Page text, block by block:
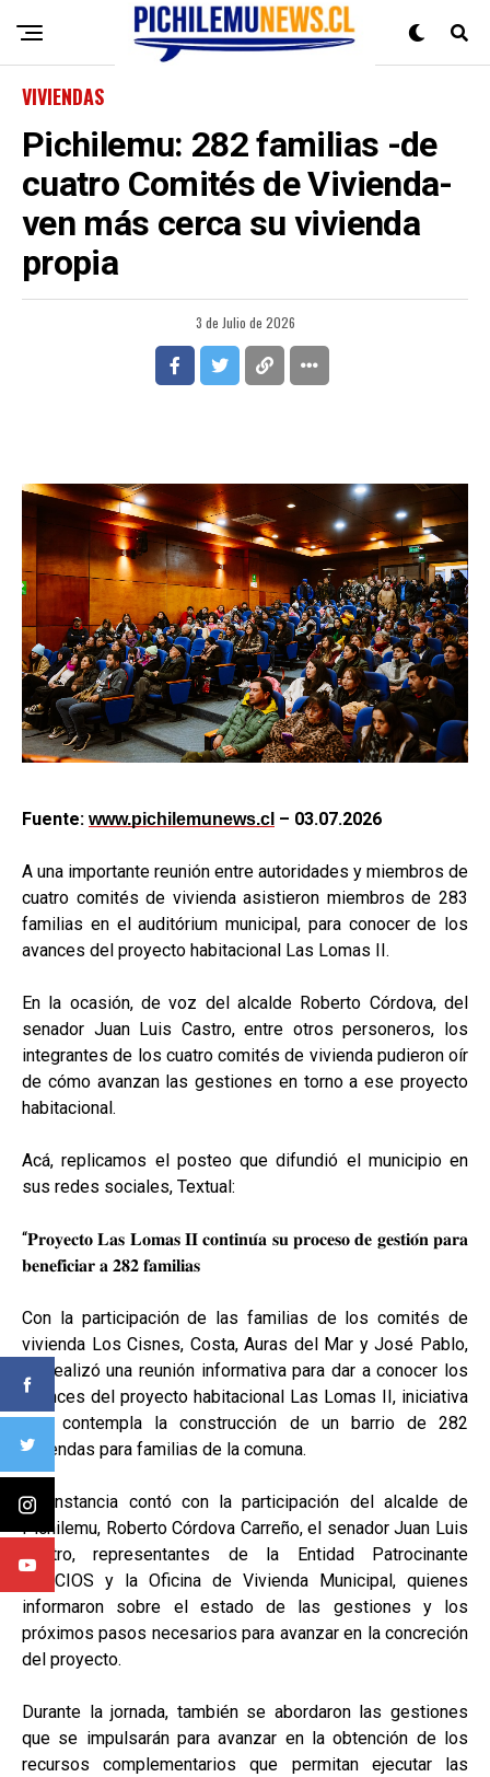
VIVIENDAS
Pichilemu: 282 familias -de
cuatro Comités de Vivienda-
ven más cerca su vivienda
propia
3 de Julio de 2026
Fuente: www.pichilemunews.cl – 03.07.2026
A una importante reunión entre autoridades y miembros de
cuatro comités de vivienda asistieron miembros de 283
familias en el auditórium municipal, para conocer de los
avances del proyecto habitacional Las Lomas II.
En la ocasión, de voz del alcalde Roberto Córdova, del
senador Juan Luis Castro, entre otros personeros, los
integrantes de los cuatro comités de vivienda pudieron oír
de cómo avanzan las gestiones en torno a ese proyecto
habitacional.
Acá, replicamos el posteo que difundió el municipio en
sus redes sociales, Textual:
“𝐏𝐫𝐨𝐲𝐞𝐜𝐭𝐨 𝐋𝐚𝐬 𝐋𝐨𝐦𝐚𝐬 𝐈𝐈 𝐜𝐨𝐧𝐭𝐢𝐧𝐮́𝐚 𝐬𝐮 𝐩𝐫𝐨𝐜𝐞𝐬𝐨 𝐝𝐞 𝐠𝐞𝐬𝐭𝐢𝐨́𝐧 𝐩𝐚𝐫𝐚
𝐛𝐞𝐧𝐞𝐟𝐢𝐜𝐢𝐚𝐫 𝐚 𝟐𝟖𝟐 𝐟𝐚𝐦𝐢𝐥𝐢𝐚𝐬
Con la participación de las familias de los comités de
vivienda Los Cisnes, Costa, Auras del Mar y José Pablo,
se realizó una reunión informativa para dar a conocer los
avances del proyecto habitacional Las Lomas II, iniciativa
que contempla la construcción de un barrio de 282
viviendas para familias de la comuna.
La instancia contó con la participación del alcalde de
Pichilemu, Roberto Córdova Carreño, el senador Juan Luis
Castro, representantes de la Entidad Patrocinante
ACACIOS y la Oficina de Vivienda Municipal, quienes
informaron sobre el estado de las gestiones y los
próximos pasos necesarios para avanzar en la concreción
del proyecto.
Durante la jornada, también se abordaron las gestiones
que se impulsarán para avanzar en la obtención de los
recursos complementarios que permitan ejecutar las